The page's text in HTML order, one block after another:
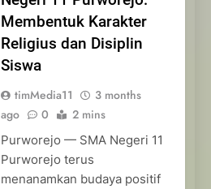
Membentuk Karakter
Religius dan Disiplin
Siswa
timMedia11
3 months
ago
0 2 mins
Purworejo — SMA Negeri 11
Purworejo terus
menanamkan budaya positif